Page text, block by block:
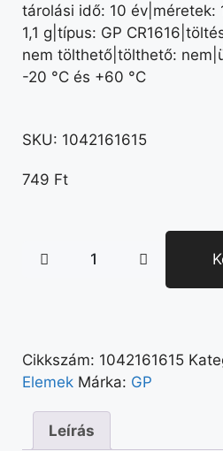
tárolási idő: 10 év|méretek:
1,1 g|típus: GP
nem tölthető|tölthető:
-20 °C és +60 °C
SKU: 1042161615
749 Ft
Cikkszám: 1042161615
Elemek Márka: GP
Leírás